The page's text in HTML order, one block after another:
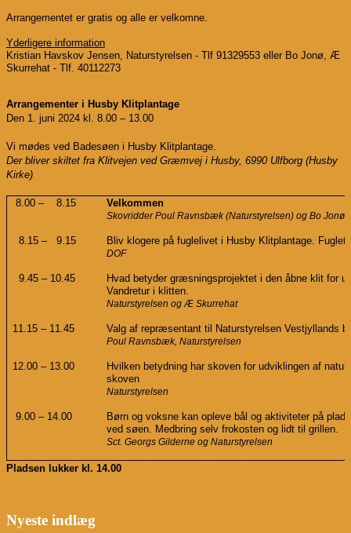
Arrangementet er gratis og alle er velkomne.
Yderligere information
Kristian Havskov Jensen, Naturstyrelsen - Tlf 91329553 eller Bo Jonø, Æ
Skurrehat - Tlf. 40112273
Arrangementer i Husby Klitplantage
Den 1. juni 2024 kl. 8.00 – 13.00
Vi mødes ved Badesøen i Husby Klitplantage.
Der bliver skiltet fra Klitvejen ved Græmvej i Husby, 6990 Ulfborg (Husby
Kirke)
​​8.00 – ​​ ​​​​8.15 Velkommen
Skovridder Poul Ravnsbæk (Naturstyrelsen) og Bo Jonø
​​​​8.15 – ​​​​9.15 Bliv klogere på fuglelivet i Husby Klitplantage.
DOF
​​​​9.45 – 10.45
Hvad betyder græsningsprojektet i den åbne klit for
Vandretur i klitten.
Naturstyrelsen og Æ Skurrehat
11.15 – 11.45 Valg af repræsentant til Naturstyrelsen Vestjyllands
Poul Ravnsbæk, Naturstyrelsen
12.00 – 13.00
Hvilken betydning har skoven for udviklingen af
skoven
Naturstyrelsen
​​9.00 – 14.00
Børn og voksne kan opleve bål og aktiviteter på
ved søen. Medbring selv frokosten og lidt til grillen.
Sct. Georgs Gilderne og Naturstyrelsen
Pladsen lukker kl. 14.00
Nyeste indlæg